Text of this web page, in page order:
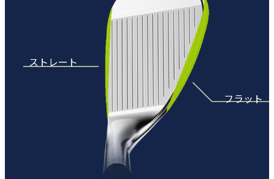
ストレート
フラット